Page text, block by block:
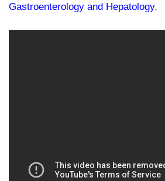
Gastroenterology and Hepatology.